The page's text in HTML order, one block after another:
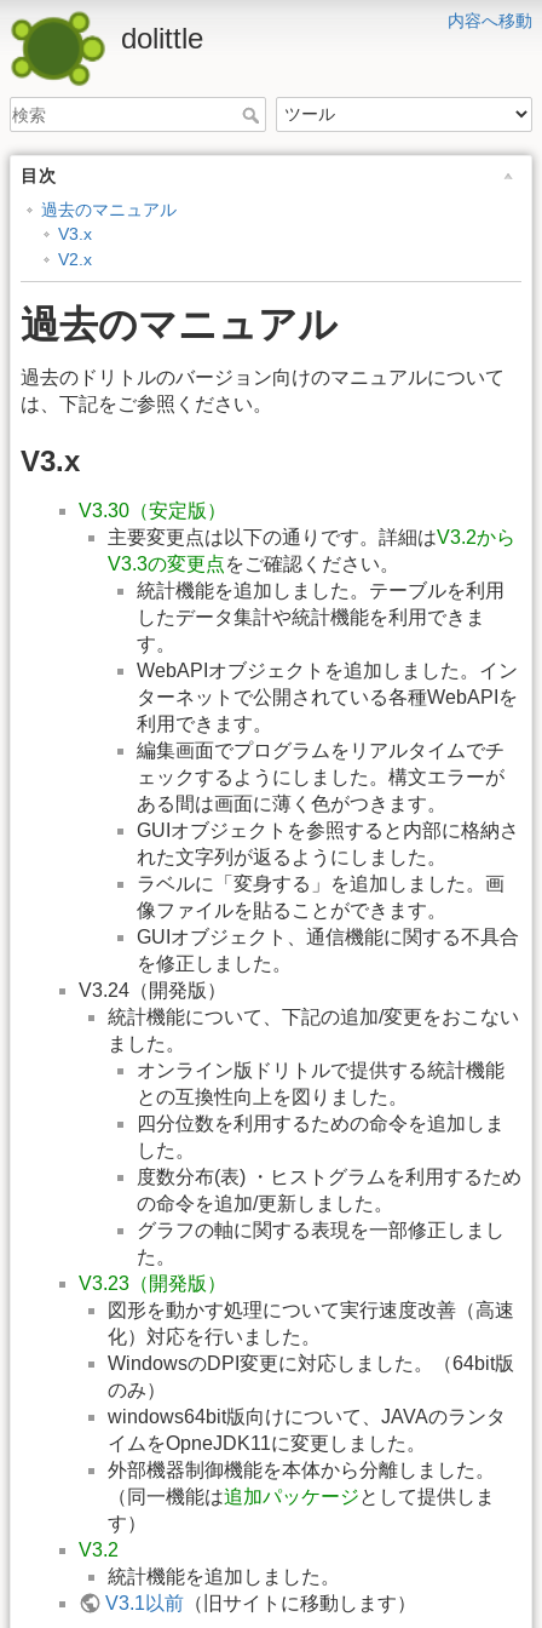
内容へ移動
dolittle
目次
過去のマニュアル
V3.x
V2.x
過去のマニュアル
過去のドリトルのバージョン向けのマニュアルについて
は、下記をご参照ください。
V3.x
V3.30（安定版）
主要変更点は以下の通りです。詳細はV3.2から
V3.3の変更点をご確認ください。
統計機能を追加しました。テーブルを利用
したデータ集計や統計機能を利用できま
す。
WebAPIオブジェクトを追加しました。イン
ターネットで公開されている各種WebAPIを
利用できます。
編集画面でプログラムをリアルタイムでチ
ェックするようにしました。構文エラーが
ある間は画面に薄く色がつきます。
GUIオブジェクトを参照すると内部に格納さ
れた文字列が返るようにしました。
ラベルに「変身する」を追加しました。画
像ファイルを貼ることができます。
GUIオブジェクト、通信機能に関する不具合
を修正しました。
V3.24（開発版）
統計機能について、下記の追加/変更をおこない
ました。
オンライン版ドリトルで提供する統計機能
との互換性向上を図りました。
四分位数を利用するための命令を追加しま
した。
度数分布(表) ・ヒストグラムを利用するため
の命令を追加/更新しました。
グラフの軸に関する表現を一部修正しまし
た。
V3.23（開発版）
図形を動かす処理について実行速度改善（高速
化）対応を行いました。
WindowsのDPI変更に対応しました。（64bit版
のみ）
windows64bit版向けについて、JAVAのランタ
イムをOpneJDK11に変更しました。
外部機器制御機能を本体から分離しました。
（同一機能は追加パッケージとして提供しま
す）
V3.2
統計機能を追加しました。
V3.1以前 （旧サイトに移動します）